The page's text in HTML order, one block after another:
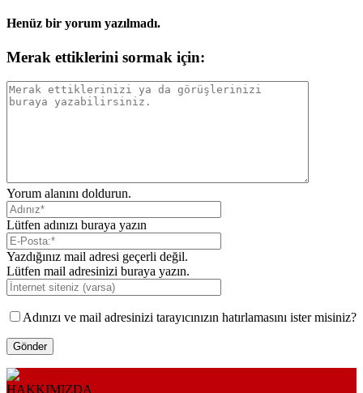
Henüz bir yorum yazılmadı.
Merak ettiklerini sormak için:
Yorum alanını doldurun.
Lütfen adınızı buraya yazın
Yazdığınız mail adresi geçerli değil.
Lütfen mail adresinizi buraya yazın.
Adınızı ve mail adresinizi tarayıcınızın hatırlamasını ister misiniz?
HAKKIMIZDA